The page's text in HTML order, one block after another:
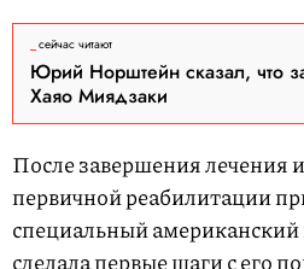
сейчас читают
Юрий Норштейн сказал, что
Хаяо Миядзаки
После завершения лечения
первичной реабилитации
специальный
сделала первые шаги с его